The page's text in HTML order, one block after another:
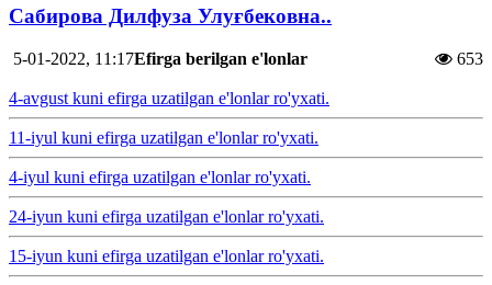
Сабирова Дилфуза Улуғбековна..
5-01-2022, 11:17 653
Efirga berilgan e'lonlar
4-avgust kuni efirga uzatilgan e'lonlar ro'yxati.
11-iyul kuni efirga uzatilgan e'lonlar ro'yxati.
4-iyul kuni efirga uzatilgan e'lonlar ro'yxati.
24-iyun kuni efirga uzatilgan e'lonlar ro'yxati.
15-iyun kuni efirga uzatilgan e'lonlar ro'yxati.